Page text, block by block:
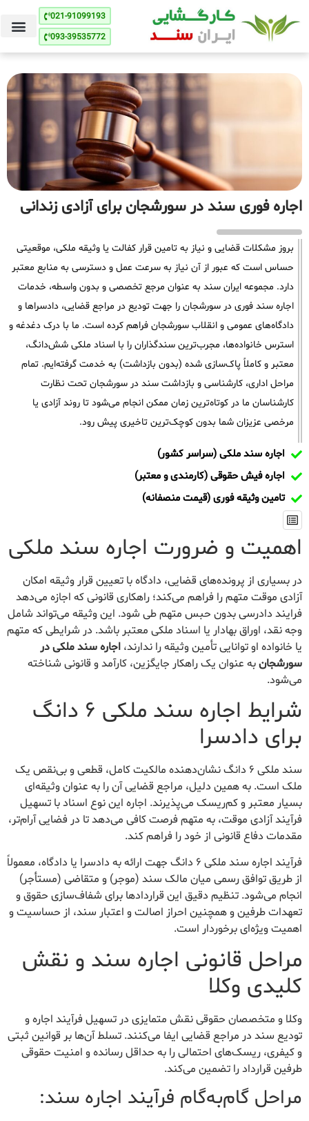
021-91099193
093-39535772
اجاره فوری سند در سورشجان برای آزادی زندانی
بروز مشکلات قضایی و نیاز به تامین قرار کفالت یا وثیقه ملکی، موقعیتی
حساس است که عبور از آن نیاز به سرعت عمل و دسترسی به منابع معتبر
دارد. مجموعه ایران سند به عنوان مرجع تخصصی و بدون واسطه، خدمات
اجاره سند فوری در سورشجان را جهت تودیع در مراجع قضایی، دادسراها و
دادگاه‌های عمومی و انقلاب سورشجان فراهم کرده است. ما با درک دغدغه و
استرس خانواده‌ها، مجرب‌ترین سندگذاران را با اسناد ملکی شش‌دانگ،
معتبر و کاملاً پاک‌سازی شده (بدون بازداشت) به خدمت گرفته‌ایم. تمام
مراحل اداری، کارشناسی و بازداشت سند در سورشجان تحت نظارت
کارشناسان ما در کوتاه‌ترین زمان ممکن انجام می‌شود تا روند آزادی یا
مرخصی عزیزان شما بدون کوچک‌ترین تاخیری پیش رود.
اجاره سند ملکی (سراسر کشور)
اجاره فیش حقوقی (کارمندی و معتبر)
تامین وثیقه فوری (قیمت منصفانه)
اهمیت و ضرورت اجاره سند ملکی
در بسیاری از پرونده‌های قضایی، دادگاه با تعیین قرار وثیقه امکان
آزادی موقت متهم را فراهم می‌کند؛ راهکاری قانونی که اجازه می‌دهد
فرایند دادرسی بدون حبس متهم طی شود. این وثیقه می‌تواند شامل
وجه نقد، اوراق بهادار یا اسناد ملکی معتبر باشد. در شرایطی که متهم
یا خانواده او توانایی تأمین وثیقه را ندارند، اجاره سند ملکی در
سورشجانبه عنوان یک راهکار جایگزین، کارآمد و قانونی شناخته
می‌شود.
شرایط اجاره سند ملکی ۶ دانگ
برای دادسرا
سند ملکی ۶ دانگ نشان‌دهنده مالکیت کامل، قطعی و بی‌نقص یک
ملک است. به همین دلیل، مراجع قضایی آن را به عنوان وثیقه‌ای
بسیار معتبر و کم‌ریسک می‌پذیرند. اجاره این نوع اسناد با تسهیل
فرآیند آزادی موقت، به متهم فرصت کافی می‌دهد تا در فضایی آرام‌تر،
مقدمات دفاع قانونی از خود را فراهم کند.
فرآیند اجاره سند ملکی ۶ دانگ جهت ارائه به دادسرا یا دادگاه، معمولاً
از طریق توافق رسمی میان مالک سند (موجر) و متقاضی (مستأجر)
انجام می‌شود. تنظیم دقیق این قراردادها برای شفاف‌سازی حقوق و
تعهدات طرفین و همچنین احراز اصالت و اعتبار سند، از حساسیت و
اهمیت ویژه‌ای برخوردار است.
مراحل قانونی اجاره سند و نقش
کلیدی وکلا
وکلا و متخصصان حقوقی نقش متمایزی در تسهیل فرآیند اجاره و
تودیع سند در مراجع قضایی ایفا می‌کنند. تسلط آن‌ها بر قوانین ثبتی
و کیفری، ریسک‌های احتمالی را به حداقل رسانده و امنیت حقوقی
طرفین قرارداد را تضمین می‌کند.
مراحل گام‌به‌گام فرآیند اجاره سند: